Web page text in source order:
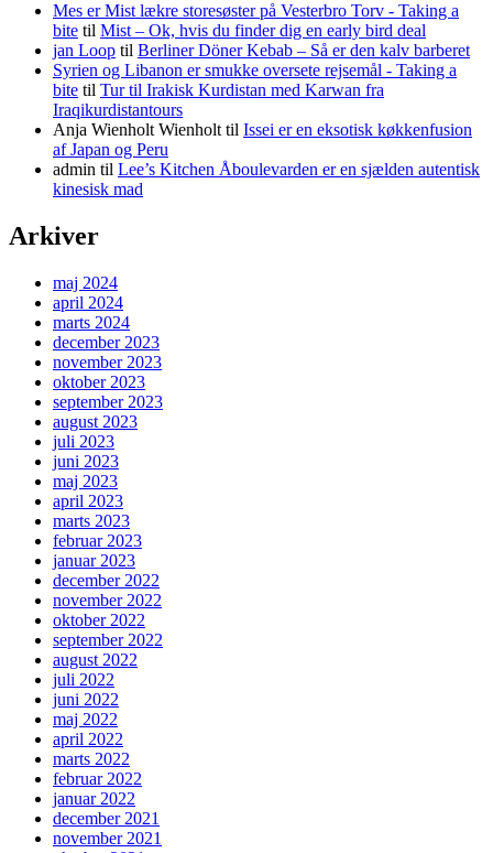
Mes er Mist lækre storesøster på Vesterbro Torv - Taking a
bite til Mist – Ok, hvis du finder dig en early bird deal
jan Loop til Berliner Döner Kebab – Så er den kalv barberet
Syrien og Libanon er smukke oversete rejsemål - Taking a
bite til Tur til Irakisk Kurdistan med Karwan fra
Iraqikurdistantours
Anja Wienholt Wienholt til Issei er en eksotisk køkkenfusion
af Japan og Peru
admin til Lee’s Kitchen Åboulevarden er en sjælden autentisk
kinesisk mad
Arkiver
maj 2024
april 2024
marts 2024
december 2023
november 2023
oktober 2023
september 2023
august 2023
juli 2023
juni 2023
maj 2023
april 2023
marts 2023
februar 2023
januar 2023
december 2022
november 2022
oktober 2022
september 2022
august 2022
juli 2022
juni 2022
maj 2022
april 2022
marts 2022
februar 2022
januar 2022
december 2021
november 2021